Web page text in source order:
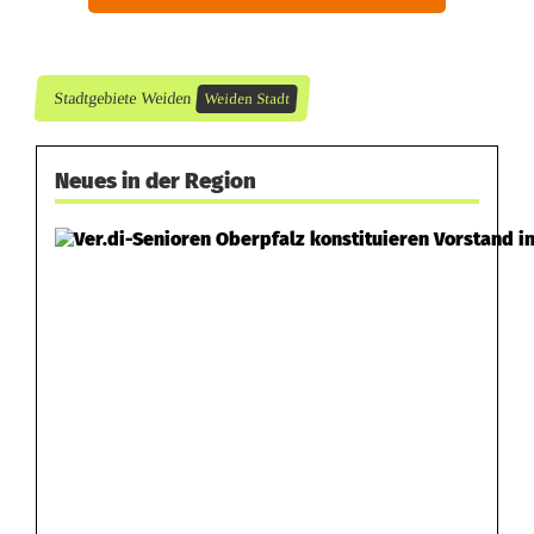
Stadtgebiete Weiden Weiden Stadt
Neues in der Region